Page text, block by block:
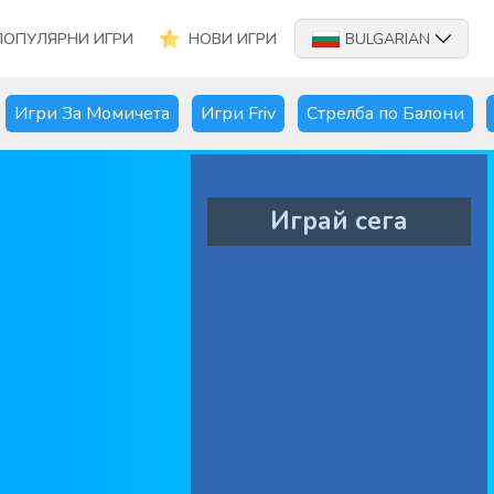
ИГРИ НОВИ ИГРИ BULGARIAN
Игри За Момичета Игри Friv Стрелба по Балони
Играй сега